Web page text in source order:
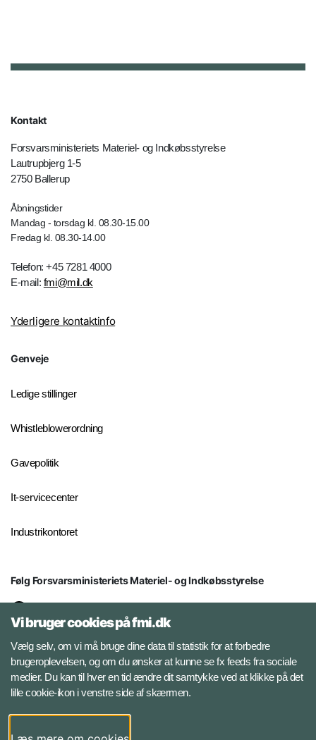
Kontakt
Forsvarsministeriets Materiel- og Indkøbsstyrelse
Lautrupbjerg 1-5
2750 Ballerup
Åbningstider
Mandag - torsdag kl. 08.30-15.00
Fredag kl. 08.30-14.00
Telefon: +45 7281 4000
E-mail: fmi@mil.dk
Yderligere kontaktinfo
Genveje
Ledige stillinger
Whistleblowerordning
Gavepolitik
It-servicecenter
Industrikontoret
Følg Forsvarsministeriets Materiel- og Indkøbsstyrelse
Facebook
Instagram
YouTube
Vi bruger cookies på fmi.dk
Vælg selv, om vi må bruge dine data til statistik for at forbedre
brugeroplevelsen, og om du ønsker at kunne se fx feeds fra sociale
medier. Du kan til hver en tid ændre dit samtykke ved at klikke på det
lille cookie-ikon i venstre side af skærmen.